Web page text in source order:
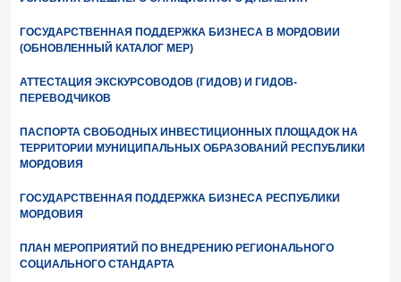
ГОСУДАРСТВЕННАЯ ПОДДЕРЖКА БИЗНЕСА В МОРДОВИИ
(ОБНОВЛЕННЫЙ КАТАЛОГ МЕР)
АТТЕСТАЦИЯ ЭКСКУРСОВОДОВ (ГИДОВ) И ГИДОВ-
ПЕРЕВОДЧИКОВ
ПАСПОРТА СВОБОДНЫХ ИНВЕСТИЦИОННЫХ ПЛОЩАДОК НА
ТЕРРИТОРИИ МУНИЦИПАЛЬНЫХ ОБРАЗОВАНИЙ РЕСПУБЛИКИ
МОРДОВИЯ
ГОСУДАРСТВЕННАЯ ПОДДЕРЖКА БИЗНЕСА РЕСПУБЛИКИ
МОРДОВИЯ
ПЛАН МЕРОПРИЯТИЙ ПО ВНЕДРЕНИЮ РЕГИОНАЛЬНОГО
СОЦИАЛЬНОГО СТАНДАРТА